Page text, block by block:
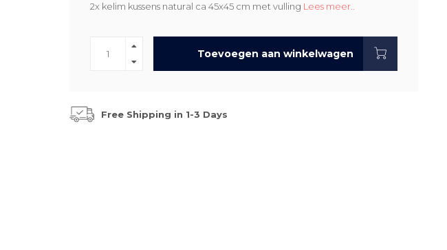
2x kelim kussens natural ca 45x45 cm met vulling Lees meer..
Toevoegen aan winkelwagen
Free Shipping in 1-3 Days